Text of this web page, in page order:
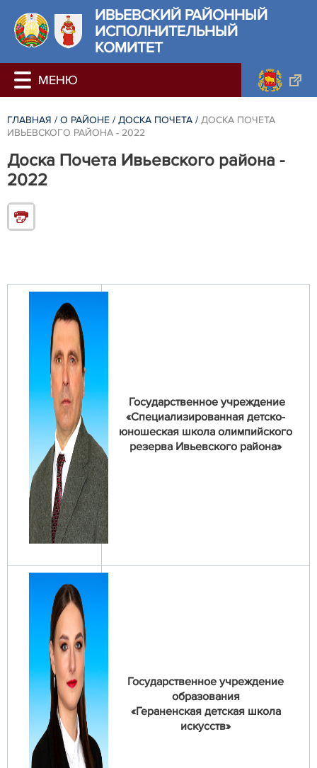
ИВЬЕВСКИЙ РАЙОННЫЙ
ИСПОЛНИТЕЛЬНЫЙ
КОМИТЕТ
ГЛАВНАЯ / О РАЙОНЕ / ДОСКА ПОЧЕТА / ДОСКА ПОЧЕТА
ИВЬЕВСКОГО РАЙОНА - 2022
Доска Почета Ивьевского района -
2022
Государственное учреждение
«Специализированная детско-
юношеская школа олимпийского
резерва Ивьевского района»
Государственное учреждение
образования
«Гераненская детская школа
искусств»